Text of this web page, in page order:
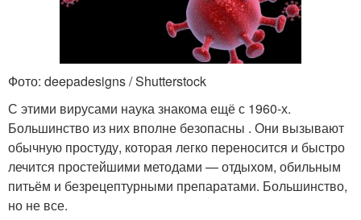
Фото: deepadesigns / Shutterstock
С этими вирусами наука знакома ещё с 1960‑х.
Большинство из них вполне безопасны . Они вызывают
обычную простуду, которая легко переносится и быстро
лечится простейшими методами — отдыхом, обильным
питьём и безрецептурными препаратами. Большинство,
но не все.